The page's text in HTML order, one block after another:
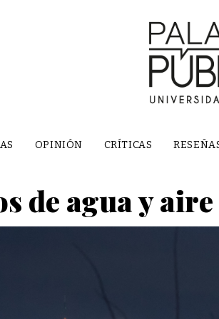
OPINIÓN CRÍTICAS
de agua y aire